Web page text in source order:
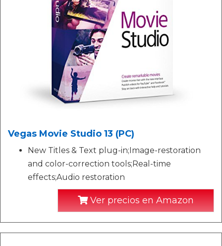
Vegas Movie Studio 13 (PC)
New Titles & Text plug-in;Image-restoration
and color-correction tools;Real-time
effects;Audio restoration
Ver precios en Amazon